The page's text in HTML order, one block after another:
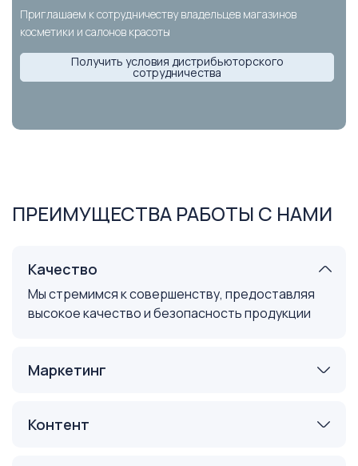
Приглашаем к сотрудничеству владельцев магазинов
косметики и салонов красоты
Получить условия дистрибьюторского
сотрудничества
ПРЕИМУЩЕСТВА РАБОТЫ С НАМИ
Качество
Мы стремимся к совершенству, предоставляя
высокое качество и безопасность продукции
Маркетинг
Контент